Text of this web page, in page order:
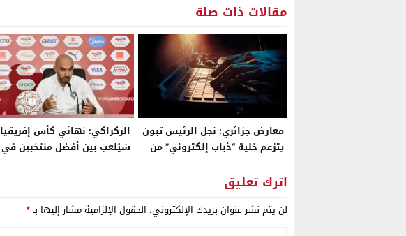
مقالات ذات صلة
معارض جزائري: نجل الرئيس تبون
يتزعم خلية “ذباب إلكتروني” من
العام وتزييف الوعي الشعبي
للجزائريين
الركراكي: نهائي كأس إفريقيا
سَيُلعب بين أفضل منتخبين في
اترك تعليق
لن يتم نشر عنوان بريدك الإلكتروني. الحقول الإلزامية مشار إليها بـ*